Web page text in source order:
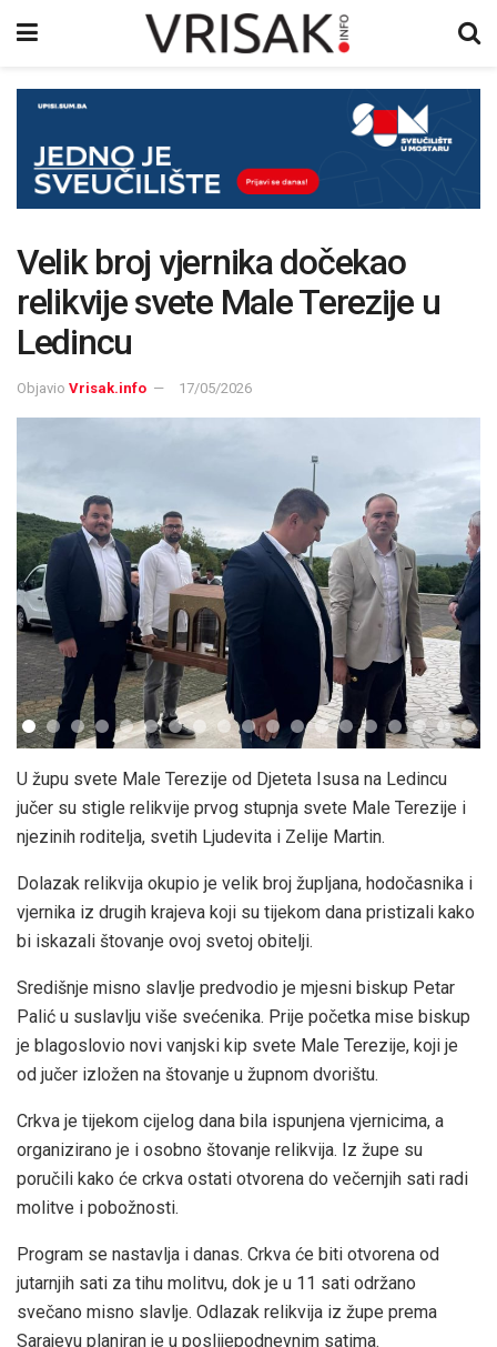
Velik broj vjernika dočekao
relikvije svete Male Terezije u
Ledincu
Objavio Vrisak.info 17/05/2026
U župu svete Male Terezije od Djeteta Isusa na Ledincu
jučer su stigle relikvije prvog stupnja svete Male Terezije i
njezinih roditelja, svetih Ljudevita i Zelije Martin.
Dolazak relikvija okupio je velik broj župljana, hodočasnika i
vjernika iz drugih krajeva koji su tijekom dana pristizali kako
bi iskazali štovanje ovoj svetoj obitelji.
Središnje misno slavlje predvodio je mjesni biskup Petar
Palić u suslavlju više svećenika. Prije početka mise biskup
je blagoslovio novi vanjski kip svete Male Terezije, koji je
od jučer izložen na štovanje u župnom dvorištu.
Crkva je tijekom cijelog dana bila ispunjena vjernicima, a
organizirano je i osobno štovanje relikvija. Iz župe su
poručili kako će crkva ostati otvorena do večernjih sati radi
molitve i pobožnosti.
Program se nastavlja i danas. Crkva će biti otvorena od
jutarnjih sati za tihu molitvu, dok je u 11 sati održano
svečano misno slavlje. Odlazak relikvija iz župe prema
Sarajevu planiran je u poslijepodnevnim satima.